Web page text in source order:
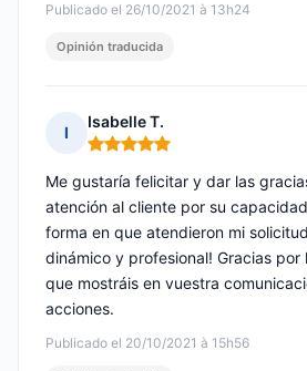
Publicado el 26/10/2021 à 13h24
Opinión traducida
I
Isabelle T.
Nota: 5 de 5
Publicado el 20/10/2021 à 15h56
Me gustaría felicitar y dar las
atención al cliente por su
forma en que atendieron mi
dinámico y profesional! Gracias por
que mostráis en vuestra
acciones.